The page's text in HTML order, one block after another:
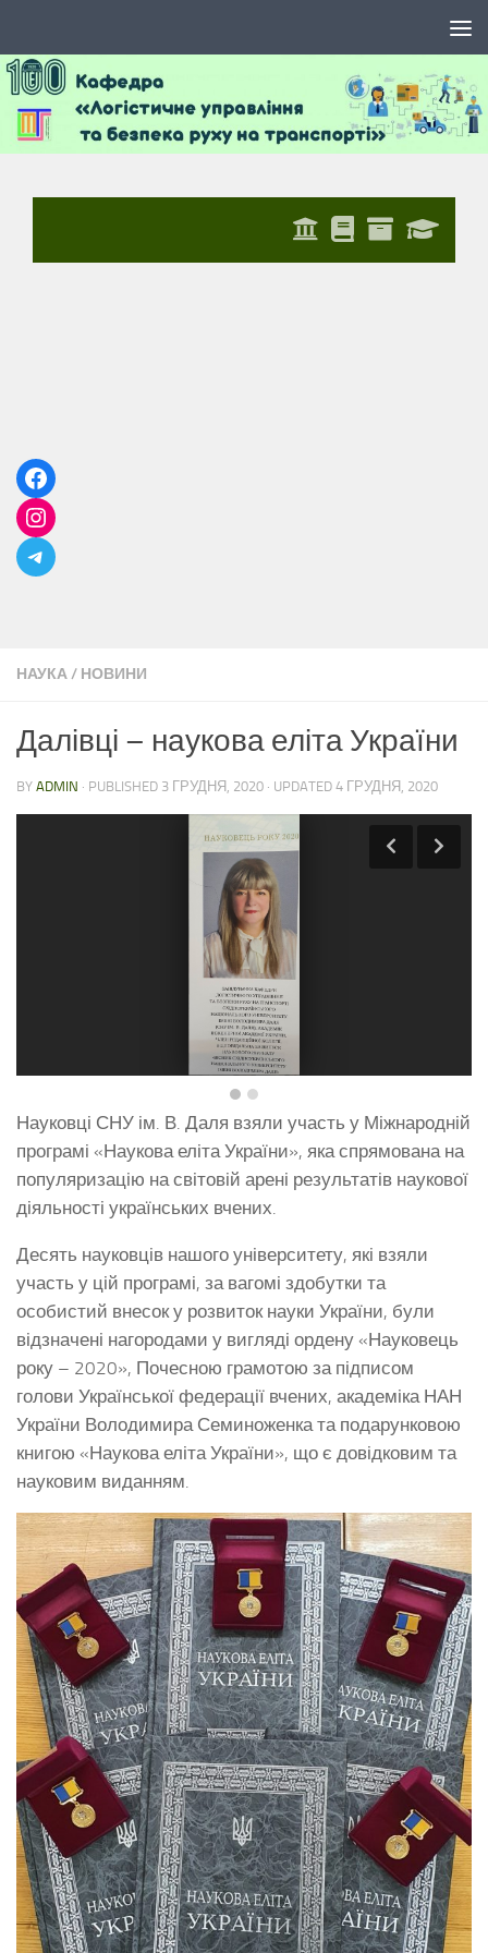
НАУКА/ НОВИНИ
Далівці – наукова еліта України
BY ADMIN · PUBLISHED 3 ГРУДНЯ, 2020 · UPDATED 4 ГРУДНЯ, 2020
Науковці СНУ ім. В. Даля взяли участь у Міжнародній
програмі «Наукова еліта України», яка спрямована на
популяризацію на світовій арені результатів наукової
діяльності українських вчених.
Десять науковців нашого університету, які взяли
участь у цій програмі, за вагомі здобутки та
особистий внесок у розвиток науки України, були
відзначені нагородами у вигляді ордену «Науковець
року – 2020», Почесною грамотою за підписом
голови Української федерації вчених, академіка НАН
України Володимира Семиноженка та подарунковою
книгою «Наукова еліта України», що є довідковим та
науковим виданням.